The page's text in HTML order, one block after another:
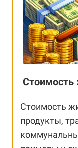
Стоимость
Стоимость
продукты,